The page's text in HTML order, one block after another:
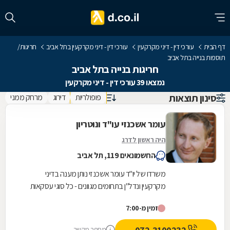
דף הבית עורכי דין - דיני מקרקעין עורכי דין - דיני מקרקעין בתל אביב
חריגות/
תוספות בנייה בתל אביב
חריגות בנייה בתל אביב
נמצאו 39 עורכי דין - דיני מקרקעין
סינון תוצאות פופולריות דירוג מרחק ממני
עומר אשכנזי עו"ד ונוטריון
היה ראשון לדרג
החשמונאים 119, תל אביב
משרדו של יו"ד עומר אשכנזי נותן מענה בדיני
מקרקעין ונדל"ן בתחומים מגוונים - כל סוגי עסקאות
קרקעות...
זמין מ-7:00